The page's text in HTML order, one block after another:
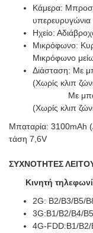
Κάμερα:
υπερευρυγώνια
Ηχείο:
Μικρόφωνο:
Μικρόφωνο
Διάσταση: Με
(Χωρίς κλιπ
Με
(Χωρίς κλιπ
Μπαταρία: 3100mAh
τάση 7,6V
ΣΥΧΝΟΤΗΤΕΣ
Κινητή
2G: B2/B3/B5/
3G:B1/B2/B4/
4G-FDD:B1/